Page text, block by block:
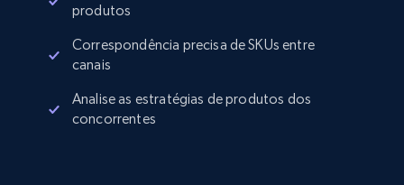
produtos
Correspondência precisa de SKUs entre
canais
Analise as estratégias de produtos dos
concorrentes